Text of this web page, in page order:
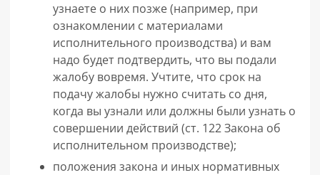
узнаете о них позже (например, при
ознакомлении с материалами
исполнительного производства) и вам
надо будет подтвердить, что вы подали
жалобу вовремя. Учтите, что срок на
подачу жалобы нужно считать со дня,
когда вы узнали или должны были узнать о
совершении действий (ст. 122 Закона об
исполнительном производстве);
положения закона и иных нормативных